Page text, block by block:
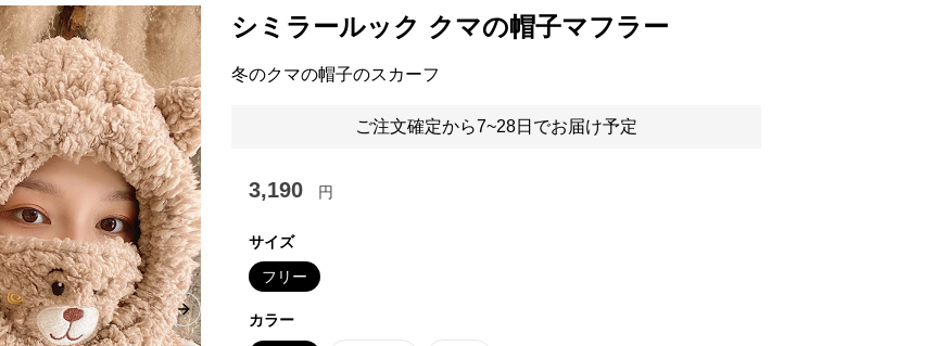
Next slide
シミラールック クマの帽子マフラー
冬のクマの帽子のスカーフ
ご注文確定から7~28日でお届け予定
3,190 円
サイズ
フリー
カラー